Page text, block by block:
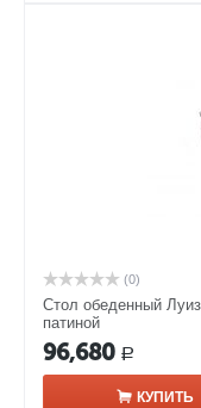
(0)
Стол обеденный
патиной
96,680 Р
КУПИТЬ